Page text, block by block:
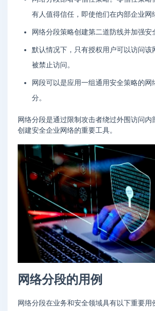
有人值得信任，即使他们在内部企业网
网络分段策略创建第二道防线并加强安
默认情况下，只有授权用户可以访问该
被禁止访问。
网段可以是应用一组通用安全策略的网
分。
网络分段是通过限制攻击者绕过外围访问内
创建安全企业网络的重要工具。
网络分段的用例
网络分段在业务和安全领域具有以下重要用